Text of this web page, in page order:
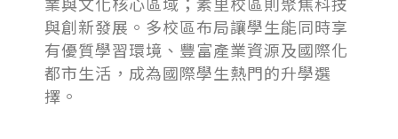
與創新發展。多校區布局讓學生能同時享
有優質學習環境、豐富產業資源及國際化
都市生活，成為國際學生熱門的升學選
擇。